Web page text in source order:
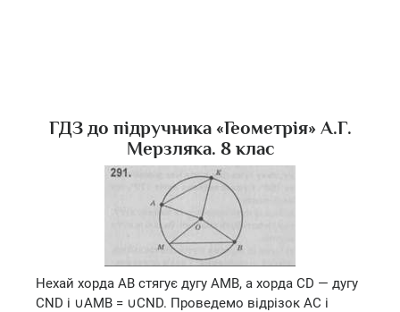
ГДЗ до підручника «Геометрія» А.Г.
Мерзляка. 8 клас
Нехай хорда АВ стягує дугу АМВ, а хорда CD — дугу
CND і ∪AMB = ∪CND. Проведемо відрізок АС і